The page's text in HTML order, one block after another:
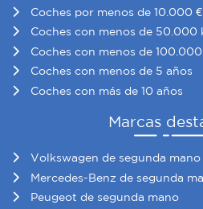
Coches por menos de 10.000 €
Coches con menos de 50.000
Coches con menos de
Coches con menos de 5 años
Coches con más de 10 años
Marcas
Volkswagen de segunda mano
Mercedes-Benz de segunda
Peugeot de segunda mano